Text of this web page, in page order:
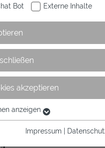
Bot Externe Inhalte
akzeptieren
Funktionen der
anzeigen
Impressum